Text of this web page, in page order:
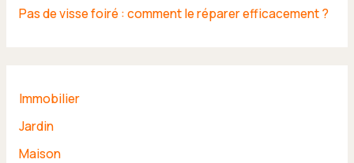
Pas de visse foiré : comment le réparer efficacement ?
Immobilier
Jardin
Maison